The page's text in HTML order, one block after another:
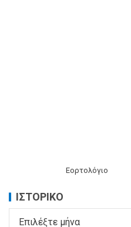
Εορτολόγιο
ΙΣΤΟΡΙΚΌ